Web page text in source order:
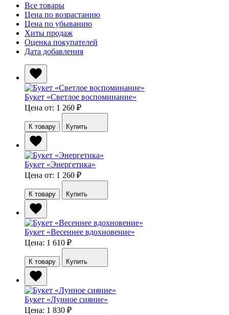
Все товары
Цена по возрастанию
Цена по убыванию
Хиты продаж
Оценка покупателей
Дата добавления
Букет «Светлое воспоминание»
Цена от: 1 260 ₽
К товару Купить
Букет «Энергетика»
Цена от: 1 260 ₽
К товару Купить
Букет «Весеннее вдохновение»
Цена: 1 610 ₽
К товару Купить
Букет «Лунное сияние»
Цена: 1 830 ₽